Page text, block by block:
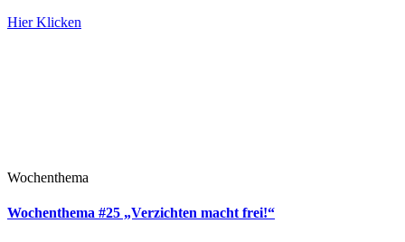
Hier Klicken
Wochenthema
Wochenthema #25 „Verzichten macht frei!“